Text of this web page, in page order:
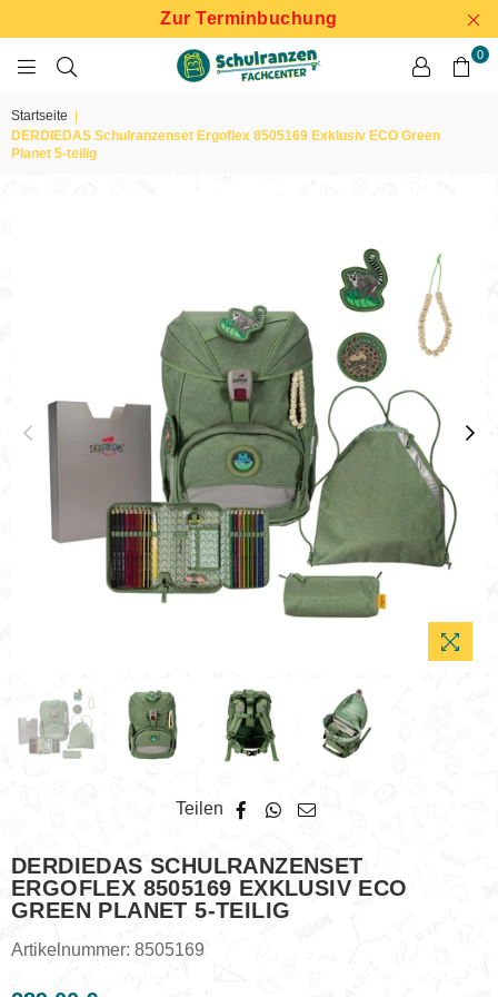
Zur Terminbuchung
0
Startseite
DERDIEDAS Schulranzenset Ergoflex 8505169 Exklusiv ECO Green
Planet 5-teilig
Teilen
DERDIEDAS SCHULRANZENSET
ERGOFLEX 8505169 EXKLUSIV ECO
GREEN PLANET 5-TEILIG
Artikelnummer: 8505169